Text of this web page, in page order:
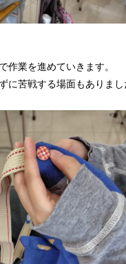
作業を進めていきます。
に苦戦する場面もありま